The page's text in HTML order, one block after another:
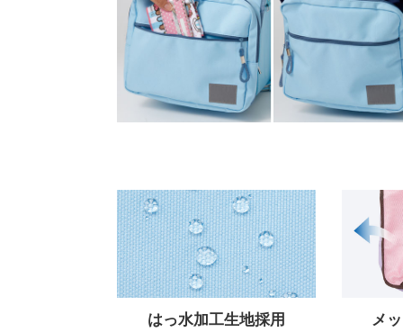
はっ水加工生地採用 メ